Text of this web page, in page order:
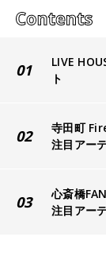
01
LIVE
ト
02
寺田町
注目アー
03
心斎橋
注目アー